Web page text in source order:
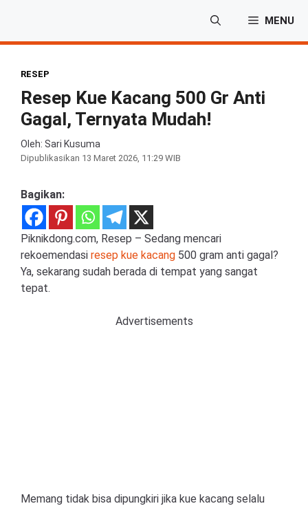
isi
MENU
RESEP
Resep Kue Kacang 500 Gr Anti
Gagal, Ternyata Mudah!
Oleh: Sari Kusuma
Dipublikasikan 13 Maret 2026, 11:29 WIB
Bagikan:
Piknikdong.com, Resep – Sedang mencari
rekoemendasi resep kue kacang 500 gram anti gagal?
Ya, sekarang sudah berada di tempat yang sangat
tepat.
Advertisements
Memang tidak bisa dipungkiri jika kue kacang selalu